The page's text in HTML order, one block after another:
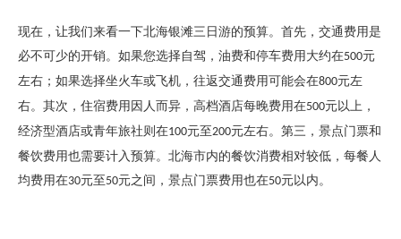
现在，让我们来看一下北海银滩三日游的预算。首先，交通费用是
必不可少的开销。如果您选择自驾，油费和停车费用大约在500元
左右；如果选择坐火车或飞机，往返交通费用可能会在800元左
右。其次，住宿费用因人而异，高档酒店每晚费用在500元以上，
经济型酒店或青年旅社则在100元至200元左右。第三，景点门票和
餐饮费用也需要计入预算。北海市内的餐饮消费相对较低，每餐人
均费用在30元至 50元之间，景点门票费用也在50元以内。